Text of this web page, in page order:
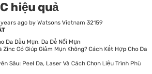
hiệu quả
ago by Watsons Vietnam 32159
Da Dầu Mụn, Da Dễ Nổi Mụn
Zinc Có Giúp Giảm Mụn Không? Cách Kết Hợp Cho Da
Sâu: Peel Da, Laser Và Cách Chọn Liệu Trình Phù